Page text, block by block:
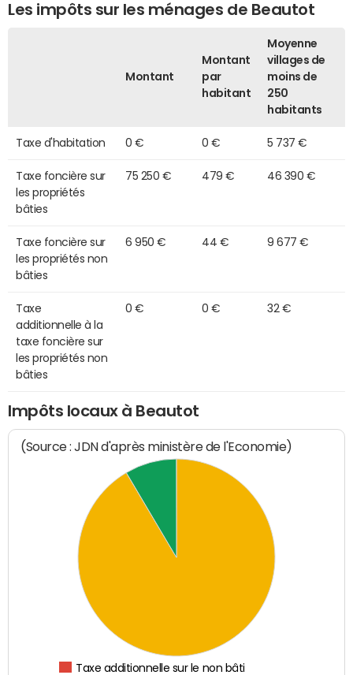
Les impôts sur les ménages de Beautot
Montant
Montant
par
habitant
Moyenne
villages de
moins de
250
habitants
Taxe d'habitation 0 € 0 € 5 737 €
Taxe foncière sur
les propriétés
bâties
75 250 € 479 € 46 390 €
Taxe foncière sur
les propriétés non
bâties
6 950 € 44 € 9 677 €
Taxe
additionnelle à la
taxe foncière sur
les propriétés non
bâties
0 € 0 € 32 €
Impôts locaux à Beautot
(Source : JDN d'après ministère de l'Economie)
Taxe additionnelle sur le non bâti